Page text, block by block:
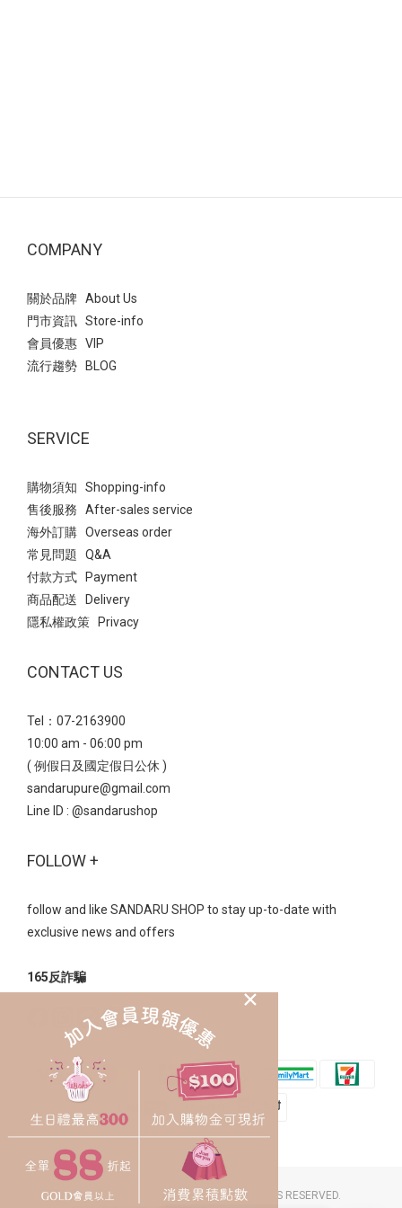
COMPANY
關於品牌 About Us
門市資訊 Store-info
會員優惠 VIP
流行趨勢 BLOG
SERVICE
購物須知 Shopping-info
售後服務 After-sales service
海外訂購 Overseas order
常見問題 Q&A
付款方式 Payment
商品配送 Delivery
隱私權政策 Privacy
CONTACT US
Tel：07-2163900
10:00 am - 06:00 pm
( 例假日及國定假日公休 )
sandarupure@gmail.com
Line ID : @sandarushop
FOLLOW +
follow and like SANDARU SHOP to stay up-to-date with
exclusive news and offers
165反詐騙
2023 © SANDARU SHOP CO. LTD. ALL RIGHTS RESERVED.